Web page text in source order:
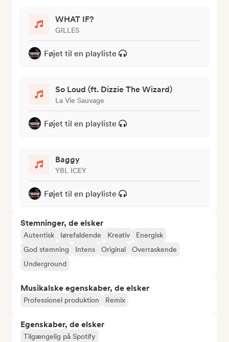
WHAT IF?
GILLES
Føjet til en playliste
So Loud (ft. Dizzie The Wizard)
La Vie Sauvage
Føjet til en playliste
Baggy
YBL ICEY
Føjet til en playliste
Stemninger, de elsker
Autentisk Iørefaldende Kreativ
Energisk
God stemning
Intens Original
Overraskende
Underground
Musikalske egenskaber, de elsker
Professionel produktion Remix
Egenskaber, de elsker
Tilgængelig på Spotify